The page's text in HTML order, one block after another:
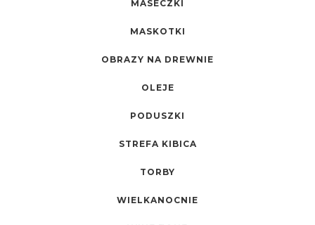
MASECZKI
MASKOTKI
OBRAZY NA DREWNIE
OLEJE
PODUSZKI
STREFA KIBICA
TORBY
WIELKANOCNIE